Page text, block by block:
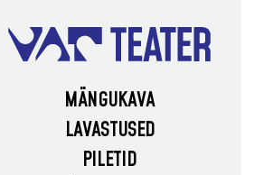
MÄNGUKAVA
LAVASTUSED
PILETID